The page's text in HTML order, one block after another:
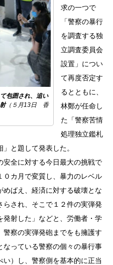
包囲され、追い
（５月13日 香
求の一つで
「警察の暴行
を調査する独
立調査委員会
設置」につい
て再度否定す
るとともに、
林鄭が任命し
た「警察苦情
処理独立鑑札
と題して発表した。
全に対する今日最大の挑戦で
０カ月で変質し、暴力のレベル
ばえ、経済に対する破壊とな
らされ、そこで１２件の実弾発
射した」などと、労働者・学
察の実弾発砲までをも擁護す
なっている警察の個々の暴行事
）し、警察側を基本的に正当